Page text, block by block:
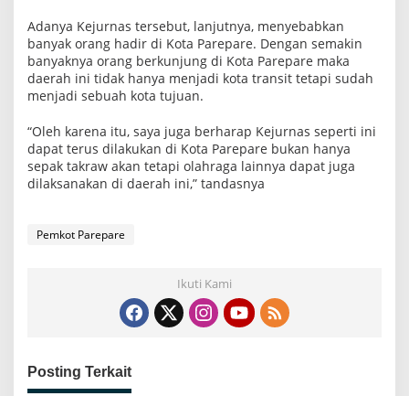
Adanya Kejurnas tersebut, lanjutnya, menyebabkan
banyak orang hadir di Kota Parepare. Dengan semakin
banyaknya orang berkunjung di Kota Parepare maka
daerah ini tidak hanya menjadi kota transit tetapi sudah
menjadi sebuah kota tujuan.
“Oleh karena itu, saya juga berharap Kejurnas seperti ini
dapat terus dilakukan di Kota Parepare bukan hanya
sepak takraw akan tetapi olahraga lainnya dapat juga
dilaksanakan di daerah ini,” tandasnya
Pemkot Parepare
Ikuti Kami
Posting Terkait